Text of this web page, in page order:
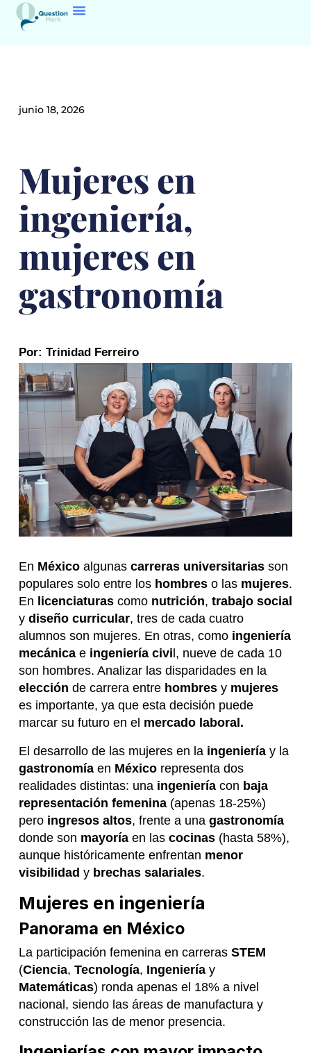
junio 18, 2026
Mujeres en
ingeniería,
mujeres en
gastronomía
Por: Trinidad Ferreiro
En Méxicoalgunas carreras universitariasson
populares solo entre los hombreso las mujeres.
En licenciaturascomo nutrición, trabajo social
y diseño curricular, tres de cada cuatro
alumnos son mujeres. En otras, como ingeniería
mecánicae ingeniería civi l, nueve de cada 10
son hombres. Analizar las disparidades en la
elección de carrera entre hombresy mujeres
es importante, ya que esta decisión puede
marcar su futuro en el mercado laboral.
El desarrollo de las mujeres en la ingenieríay la
gastronomíaen Méxicorepresenta dos
realidades distintas: una ingenieríacon baja
representación femenina(apenas 18-25%)
pero ingresos altos, frente a una gastronomía
donde son mayoríaen las cocinas(hasta 58%),
aunque históricamente enfrentan menor
visibilidad y brechas salariales.
Mujeres en ingeniería
Panorama en México
La participación femenina en carreras STEM
(Ciencia, Tecnología, Ingenieríay
Matemáticas) ronda apenas el 18% a nivel
nacional, siendo las áreas de manufactura y
construcción las de menor presencia.